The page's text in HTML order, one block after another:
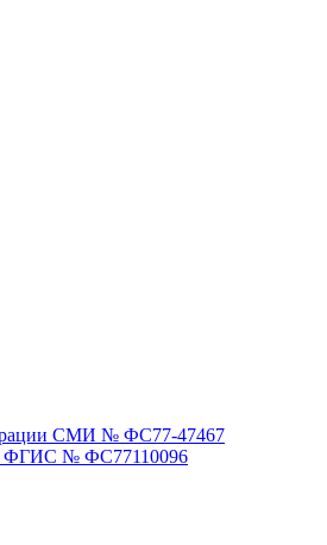
СМИ № ФС77-47467
ФГИС № ФС77110096